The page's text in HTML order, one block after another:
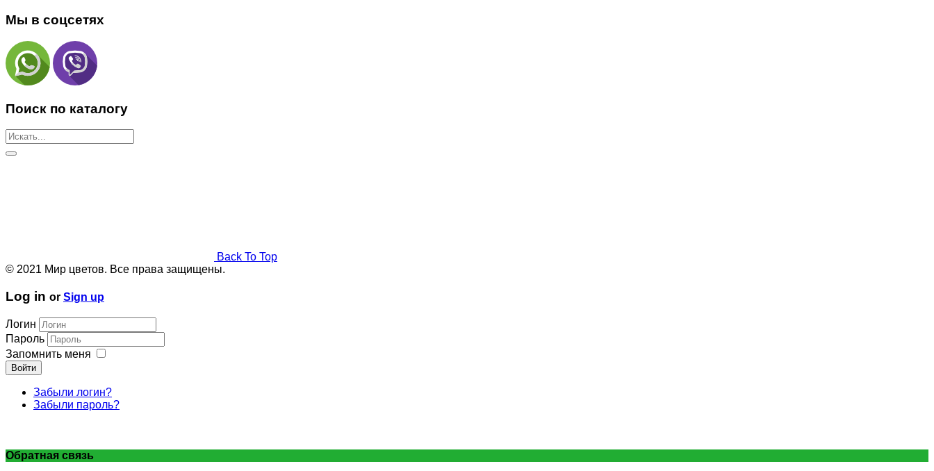
Мы в соцсетях
Поиск по каталогу
Back To Top
© 2021 Мир цветов. Все права защищены.
Log in or Sign up
Логин
Пароль
Запомнить меня
Войти
Забыли логин?
Забыли пароль?
Обратная связь